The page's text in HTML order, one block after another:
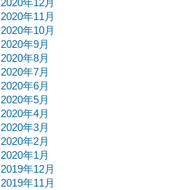
2020年12月
2020年11月
2020年10月
2020年9月
2020年8月
2020年7月
2020年6月
2020年5月
2020年4月
2020年3月
2020年2月
2020年1月
2019年12月
2019年11月